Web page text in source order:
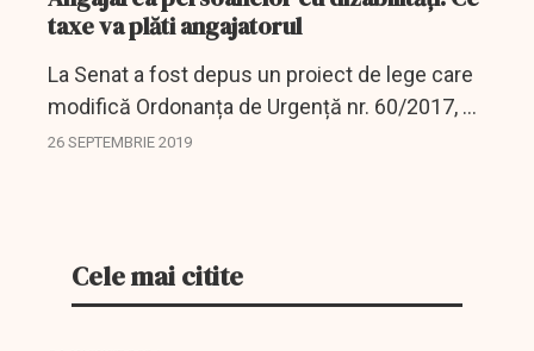
taxe va plăti angajatorul
La Senat a fost depus un proiect de lege care
modifică Ordonanța de Urgență nr. 60/2017, ce
prevede obligațiile angajatorilor la angajarea
26 SEPTEMBRIE 2019
Cele mai citite